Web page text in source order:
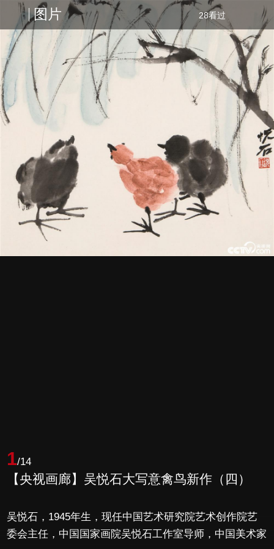
图片 28看过
1/14
【央视画廊】吴悦石大写意禽鸟新作（四）
吴悦石，1945年生，现任中国艺术研究院艺术创作院艺
委会主任，中国国家画院吴悦石工作室导师，中国美术家